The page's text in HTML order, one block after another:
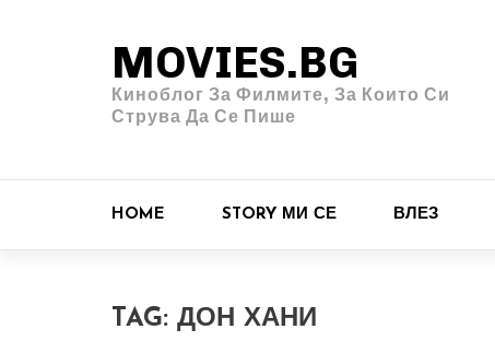
MOVIES.BG
Киноблог За Филмите, За Които Си
Струва Да Се Пише
HOME STORY МИ СЕ ВЛЕЗ
TAG: ДОН ХАНИ